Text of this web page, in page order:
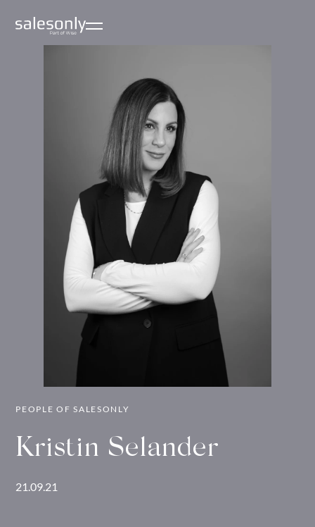
PEOPLE OF SALESONLY
Kristin Selander
21.09.21